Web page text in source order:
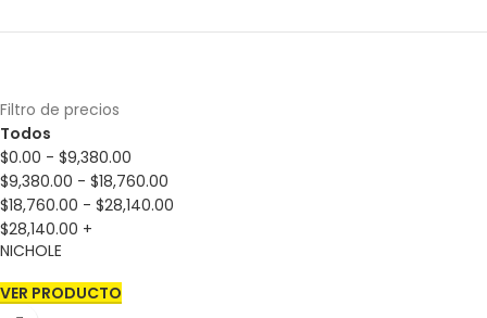
Filtro de precios
Todos
$0.00 - $9,380.00
$9,380.00 - $18,760.00
$18,760.00 - $28,140.00
$28,140.00 +
NICHOLE
VER PRODUCTO